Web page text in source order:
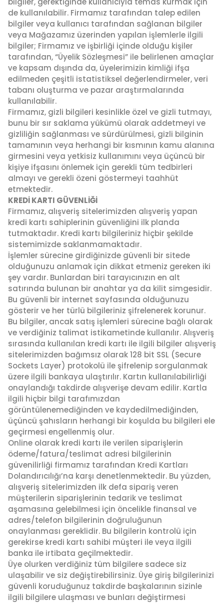
de kullanılabilir. Firmamız tarafından talep edilen
bilgiler veya kullanıcı tarafından sağlanan bilgiler
veya Mağazamız üzerinden yapılan işlemlerle ilgili
bilgiler; Firmamız ve işbirliği içinde olduğu kişiler
tarafından, “Üyelik Sözleşmesi” ile belirlenen amaçlar
ve kapsam dışında da, üyelerimizin kimliği ifşa
edilmeden çeşitli istatistiksel değerlendirmeler, veri
tabanı oluşturma ve pazar araştırmalarında
kullanılabilir.
Firmamız, gizli bilgileri kesinlikle özel ve gizli tutmayı,
bunu bir sır saklama yükümü olarak addetmeyi ve
gizliliğin sağlanması ve sürdürülmesi, gizli bilginin
tamamının veya herhangi bir kısmının kamu alanına
girmesini veya yetkisiz kullanımını veya üçüncü bir
kişiye ifşasını önlemek için gerekli tüm tedbirleri
almayı ve gerekli özeni göstermeyi taahhüt
etmektedir.
KREDİ KARTI GÜVENLİĞİ
Firmamız, alışveriş sitelerimizden alışveriş yapan
kredi kartı sahiplerinin güvenliğini ilk planda
tutmaktadır. Kredi kartı bilgileriniz hiçbir şekilde
sistemimizde saklanmamaktadır.
İşlemler sürecine girdiğinizde güvenli bir sitede
olduğunuzu anlamak için dikkat etmeniz gereken iki
şey vardır. Bunlardan biri tarayıcınızın en alt
satırında bulunan bir anahtar ya da kilit simgesidir.
Bu güvenli bir internet sayfasında olduğunuzu
gösterir ve her türlü bilgileriniz şifrelenerek korunur.
Bu bilgiler, ancak satış işlemleri sürecine bağlı olarak
ve verdiğiniz talimat istikametinde kullanılır. Alışveriş
sırasında kullanılan kredi kartı ile ilgili bilgiler alışveriş
sitelerimizden bağımsız olarak 128 bit SSL (Secure
Sockets Layer) protokolü ile şifrelenip sorgulanmak
üzere ilgili bankaya ulaştırılır. Kartın kullanılabilirliği
onaylandığı takdirde alışverişe devam edilir. Kartla
ilgili hiçbir bilgi tarafımızdan
görüntülenemediğinden ve kaydedilmediğinden,
üçüncü şahısların herhangi bir koşulda bu bilgileri ele
geçirmesi engellenmiş olur.
Online olarak kredi kartı ile verilen siparişlerin
ödeme/fatura/teslimat adresi bilgilerinin
güvenilirliği firmamız tarafından Kredi Kartları
Dolandırıcılığı’na karşı denetlenmektedir. Bu yüzden,
alışveriş sitelerimizden ilk defa sipariş veren
müşterilerin siparişlerinin tedarik ve teslimat
aşamasına gelebilmesi için öncelikle finansal ve
adres/telefon bilgilerinin doğruluğunun
onaylanması gereklidir. Bu bilgilerin kontrolü için
gerekirse kredi kartı sahibi müşteri ile veya ilgili
banka ile irtibata geçilmektedir.
Üye olurken verdiğiniz tüm bilgilere sadece siz
ulaşabilir ve siz değiştirebilirsiniz. Üye giriş bilgilerinizi
güvenli koruduğunuz takdirde başkalarının sizinle
ilgili bilgilere ulaşması ve bunları değiştirmesi